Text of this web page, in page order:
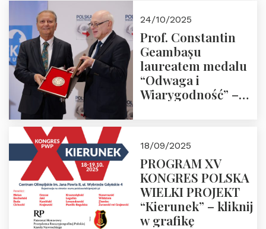
24/10/2025
Prof. Constantin
Geambașu
laureatem medalu
“Odwaga i
Wiarygodność” –
18/09/2025
PROGRAM XV
KONGRES POLSKA
WIELKI PROJEKT
“Kierunek” – kliknij
w grafikę